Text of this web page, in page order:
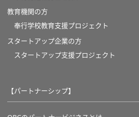
教育機関の方
奉⾏学校教育⽀援プロジェクト
スタートアップ企業の方
スタートアップ支援プロジェクト
【パートナーシップ】